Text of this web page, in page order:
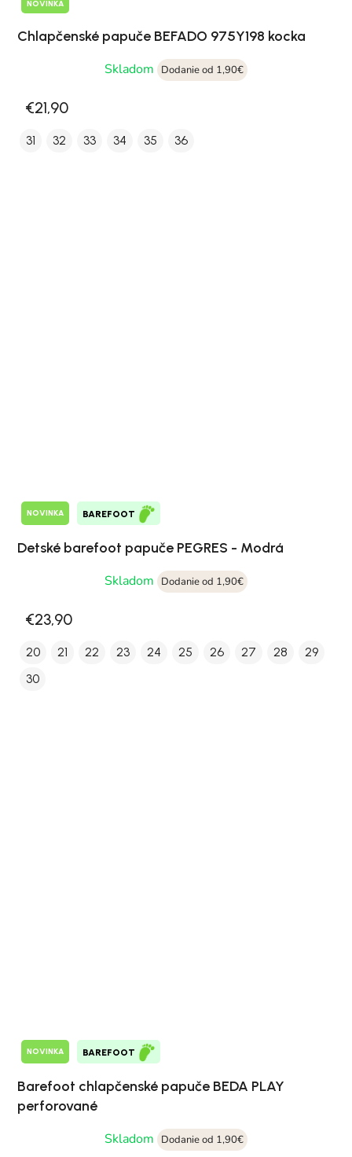
NOVINKA
Chlapčenské papuče BEFADO 975Y198 kocka
Skladom
Dodanie od 1,90€
€21,90
31 32 33 34 35 36
NOVINKA BAREFOOT
Detské barefoot papuče PEGRES - Modrá
Skladom
Dodanie od 1,90€
€23,90
20 21 22 23 24 25 26 27 28
29
30
NOVINKA BAREFOOT
Barefoot chlapčenské papuče BEDA PLAY
perforované
Skladom
Dodanie od 1,90€